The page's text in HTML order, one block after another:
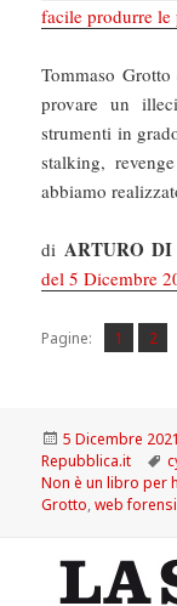
facile produrre le
Tommaso
provare un
strumenti in
stalking,
abbiamo
di ARTURO
del 5 Dicembre
Pagine: Pagina
1 ,
2
Scritto
il
5 Dicembre 2021
Repubblica.it
Non è un libro per
Grotto,web